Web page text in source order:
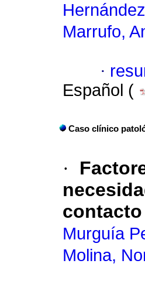
Marrufo,
·
Español (
Caso clínico
·
contacto
Murguía
Molina,